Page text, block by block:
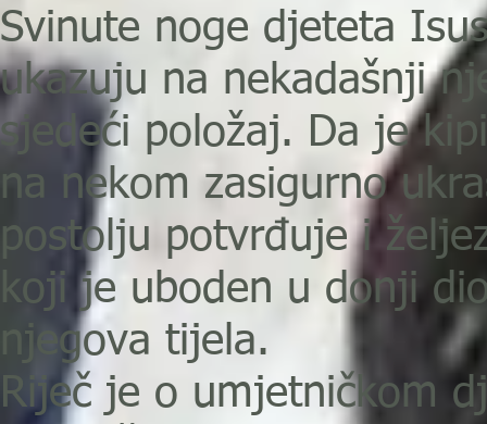
Svinute noge djeteta
ukazuju na nekadašnji
sjedeći položaj. Da je
na nekom zasigurno
postolju potvrđuje i
koji je uboden u donji
njegova tijela.
Riječ je o umjetničkom